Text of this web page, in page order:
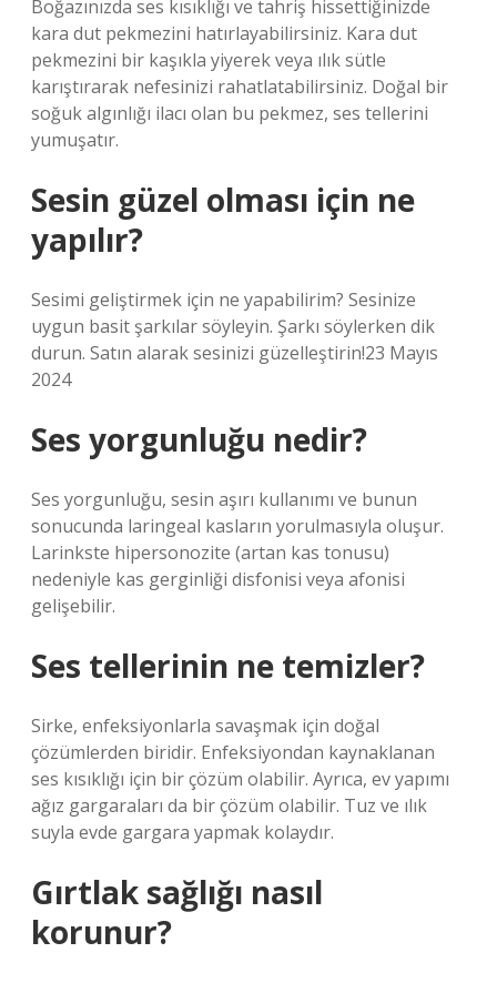
Boğazınızda ses kısıklığı ve tahriş hissettiğinizde
kara dut pekmezini hatırlayabilirsiniz. Kara dut
pekmezini bir kaşıkla yiyerek veya ılık sütle
karıştırarak nefesinizi rahatlatabilirsiniz. Doğal bir
soğuk algınlığı ilacı olan bu pekmez, ses tellerini
yumuşatır.
Sesin güzel olması için ne
yapılır?
Sesimi geliştirmek için ne yapabilirim? Sesinize
uygun basit şarkılar söyleyin. Şarkı söylerken dik
durun. Satın alarak sesinizi güzelleştirin!23 Mayıs
2024
Ses yorgunluğu nedir?
Ses yorgunluğu, sesin aşırı kullanımı ve bunun
sonucunda laringeal kasların yorulmasıyla oluşur.
Larinkste hipersonozite (artan kas tonusu)
nedeniyle kas gerginliği disfonisi veya afonisi
gelişebilir.
Ses tellerinin ne temizler?
Sirke, enfeksiyonlarla savaşmak için doğal
çözümlerden biridir. Enfeksiyondan kaynaklanan
ses kısıklığı için bir çözüm olabilir. Ayrıca, ev yapımı
ağız gargaraları da bir çözüm olabilir. Tuz ve ılık
suyla evde gargara yapmak kolaydır.
Gırtlak sağlığı nasıl
korunur?